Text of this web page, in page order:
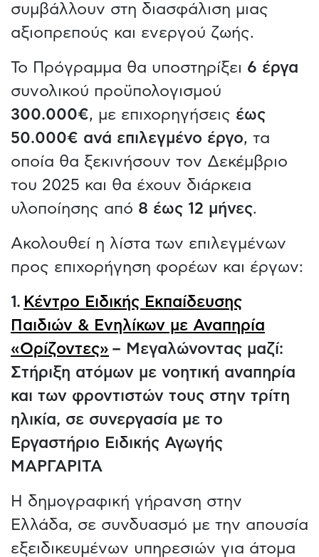
συμβάλλουν στη διασφάλιση μιας
αξιοπρεπούς και ενεργού ζωής.
Το Πρόγραμμα θα υποστηρίξει 6 έργα
συνολικού προϋπολογισμού
300.000€, με επιχορηγήσεις έως
50.000€ ανά επιλεγμένο έργο, τα
οποία θα ξεκινήσουν τον Δεκέμβριο
του 2025 και θα έχουν διάρκεια
υλοποίησης από 8 έως 12 μήνες.
Ακολουθεί η λίστα των επιλεγμένων
προς επιχορήγηση φορέων και έργων:
1. Κέντρο Ειδικής Εκπαίδευσης
Παιδιών & Ενηλίκων με Αναπηρία
«Ορίζοντες» – Μεγαλώνοντας μαζί:
Στήριξη ατόμων με νοητική αναπηρία
και των φροντιστών τους στην τρίτη
ηλικία, σε συνεργασία με το
Εργαστήριο Ειδικής Αγωγής
ΜΑΡΓΑΡΙΤΑ
H δημογραφική γήρανση στην
Ελλάδα, σε συνδυασμό με την απουσία
εξειδικευμένων υπηρεσιών για άτομα